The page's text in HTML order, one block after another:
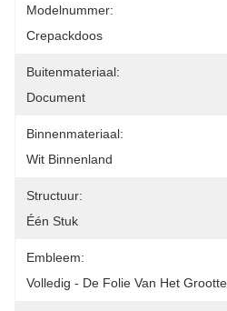
Modelnummer:
Crepackdoos
Buitenmateriaal:
Document
Binnenmateriaal:
Wit Binnenland
Structuur:
Één Stuk
Embleem:
Volledig - De Folie Van Het